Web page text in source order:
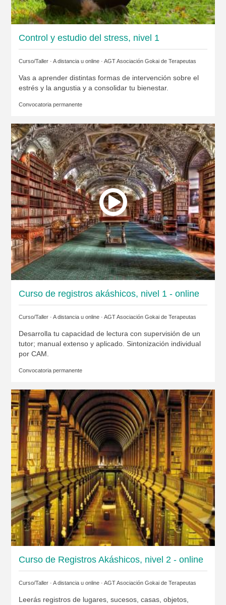
Control y estudio del stress, nivel 1
Curso/Taller · A distancia u online · AGT Asociación Gokai de Terapeutas
Vas a aprender distintas formas de intervención sobre el
estrés y la angustia y a consolidar tu bienestar.
Convocatoria permanente
Curso de registros akáshicos, nivel 1 - online
Curso/Taller · A distancia u online · AGT Asociación Gokai de Terapeutas
Desarrolla tu capacidad de lectura con supervisión de un
tutor; manual extenso y aplicado. Sintonización individual
por CAM.
Convocatoria permanente
Curso de Registros Akáshicos, nivel 2 - online
Curso/Taller · A distancia u online · AGT Asociación Gokai de Terapeutas
Leerás registros de lugares, sucesos, casas, objetos,